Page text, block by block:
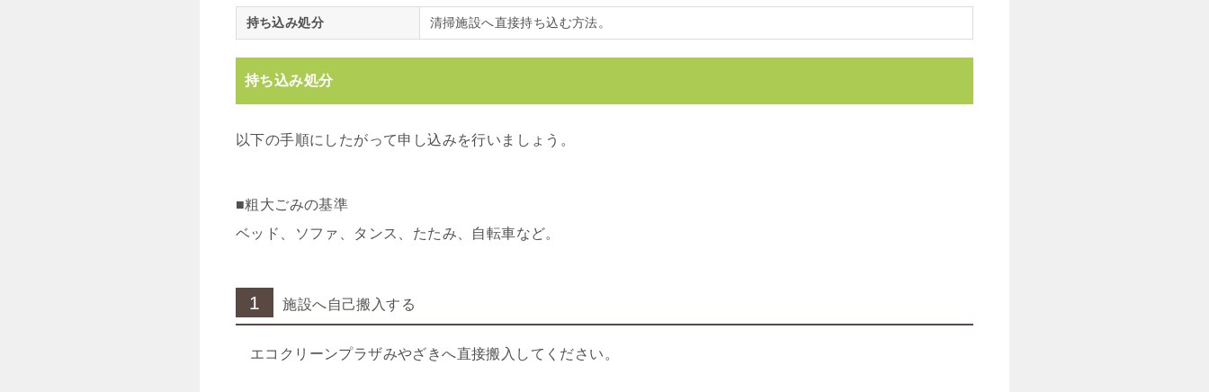
持ち込み処分 清掃施設へ直接持ち込む方法。
持ち込み処分
以下の手順にしたがって申し込みを行いましょう。
■粗大ごみの基準
ベッド、ソファ、タンス、たたみ、自転車など。
1 施設へ自己搬入する
エコクリーンプラザみやざきへ直接搬入してください。